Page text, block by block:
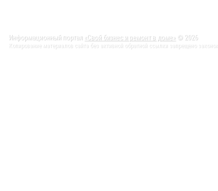
Информационный портал «Свой бизнес и ремонт в доме» © 2026
Копирование материалов сайта без активной обратной ссылки запрещено